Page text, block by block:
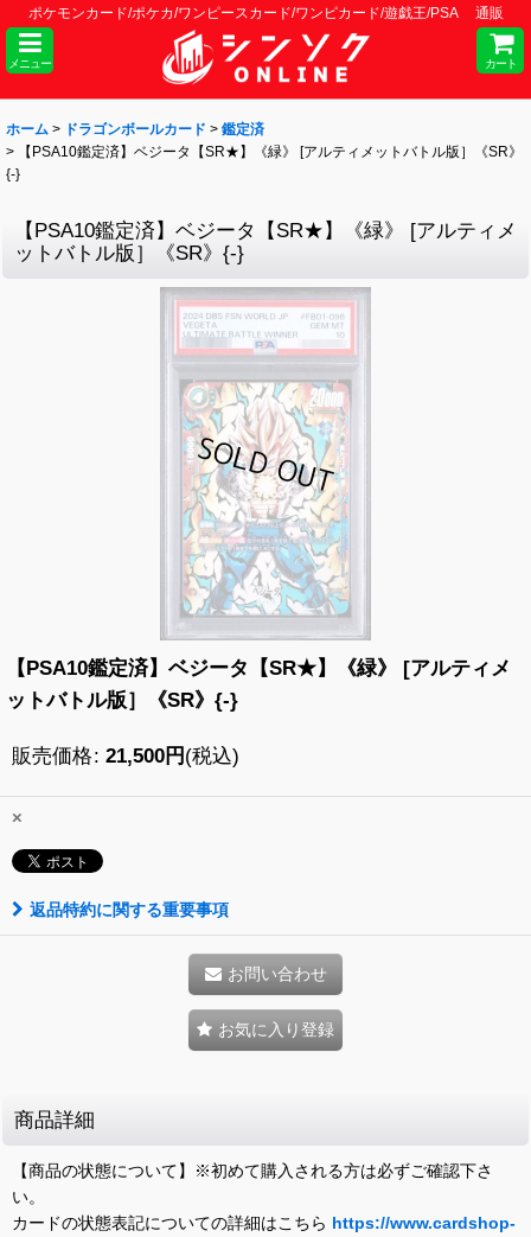
ポケモンカード/ポケカ/ワンピースカード/ワンピカード/遊戯王/PSA 通販
メニュー カート
ホーム > ドラゴンボールカード > 鑑定済
>
【PSA10鑑定済】ベジータ【SR★】《緑》 [アルティメットバトル版］《SR》
{-}
【PSA10鑑定済】ベジータ【SR★】《緑》 [アルティメ
ットバトル版］《SR》{-}
【PSA10鑑定済】ベジータ【SR★】《緑》 [アルティメ
ットバトル版］《SR》{-}
販売価格: 21,500円 (税込)
×
返品特約に関する重要事項
お問い合わせ
お気に入り登録
商品詳細
【商品の状態について】※初めて購入される方は必ずご確認下さ
い。
カードの状態表記についての詳細はこちら https://www.cardshop-